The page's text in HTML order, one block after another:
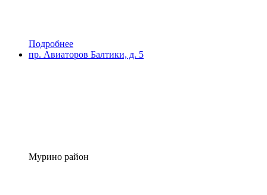
Подробнее
пр. Авиаторов Балтики, д. 5
Мурино район